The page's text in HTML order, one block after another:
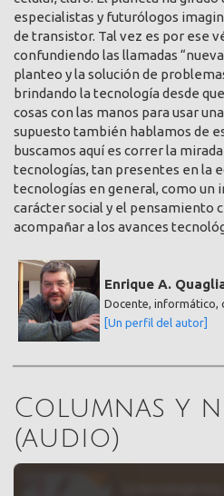
especialistas y futurólogos
de transistor. Tal vez es por ese
confundiendo las llamadas
planteo y la solución de
brindando la tecnología desde
cosas con las manos para usar
supuesto también hablamos de
buscamos aquí es correr la
tecnologías, tan presentes en la
tecnologías en general, como un
carácter social y el pensamiento
acompañar a los avances
Enrique A.
Docente, informático,
[Un perfil del autor]
Columnas y
(audio)